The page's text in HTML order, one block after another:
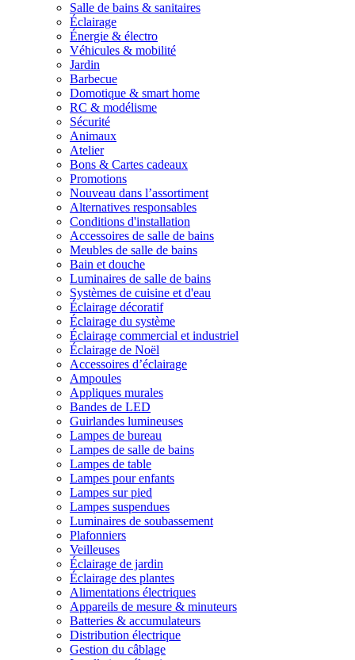
Salle de bains & sanitaires
Éclairage
Énergie & électro
Véhicules & mobilité
Jardin
Barbecue
Domotique & smart home
RC & modélisme
Sécurité
Animaux
Atelier
Bons & Cartes cadeaux
Promotions
Nouveau dans l’assortiment
Alternatives responsables
Conditions d'installation
Accessoires de salle de bains
Meubles de salle de bains
Bain et douche
Luminaires de salle de bains
Systèmes de cuisine et d'eau
Éclairage décoratif
Éclairage du système
Éclairage commercial et industriel
Éclairage de Noël
Accessoires d’éclairage
Ampoules
Appliques murales
Bandes de LED
Guirlandes lumineuses
Lampes de bureau
Lampes de salle de bains
Lampes de table
Lampes pour enfants
Lampes sur pied
Lampes suspendues
Luminaires de soubassement
Plafonniers
Veilleuses
Éclairage de jardin
Éclairage des plantes
Alimentations électriques
Appareils de mesure & minuteurs
Batteries & accumulateurs
Distribution électrique
Gestion du câblage